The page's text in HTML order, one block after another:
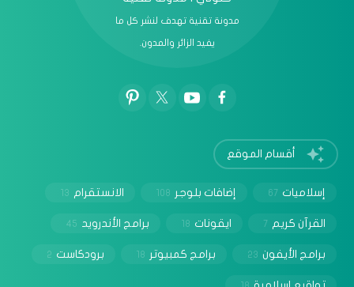
مدونة تقنية تهدف لنشر كل ما
يفيد الزائر والمدون.
أقسام الموقع
إسلاميات 67 إضافات بلوجر 108 الانستقرام 13
القرآن كريم 7 ايقونات 18 برامج الأندرويد 45
برامج الأيفون 23 برامج كمبيوتر 18 برودكاست 2